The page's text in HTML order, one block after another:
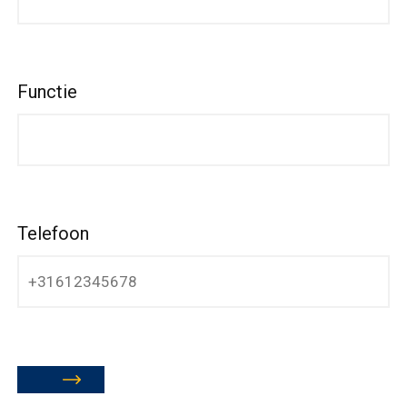
Functie
Telefoon